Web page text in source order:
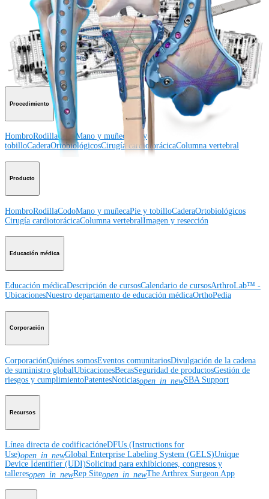
¿Cómo podemos ayudarlo?
Contacte a un representante
Ver eventos, laboratorios y oportunidades educativas
Regístrese para recibir: ¿Qué hay de nuevo en Arthrex?
Conéctese con nosotros
Procedimiento
HombroRodillaCodo Mano y muñeca
Pie y
tobilloCaderaOrtobiológicosCirugía cardiotorácicaColumna vertebral
Producto
HombroRodillaCodoMano y muñecaPie y tobilloCaderaOrtobiológicos
Cirugía cardiotorácicaColumna vertebralImagen y resección
Educación médica
Educación médicaDescripción de cursosCalendario de cursosArthroLab™ -
UbicacionesNuestro departamento de educación médicaOrthoPedia
Corporación
CorporaciónQuiénes somosEventos comunitariosDivulgación de la cadena
de suministro globalUbicacionesBecasSeguridad de productosGestión de
riesgos y cumplimientoPatentesNoticiasopen_in_newSBA Support
Recursos
Línea directa de codificacióneDFUs (Instructions for
Use)open_in_newGlobal Enterprise Labeling System (GELS)Unique
Device Identifier (UDI)Solicitud para exhibiciones, congresos y
talleresopen_in_newRep Siteopen_in_newThe Arthrex Surgeon App